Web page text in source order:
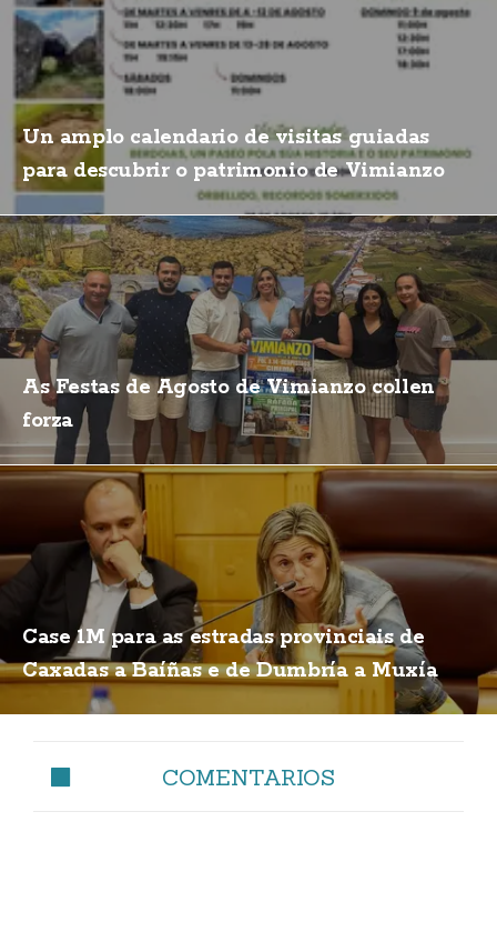
Un amplo calendario de visitas guiadas
para descubrir o patrimonio de Vimianzo
As Festas de Agosto de Vimianzo collen
forza
Case 1M para as estradas provinciais de
Caxadas a Baíñas e de Dumbría a Muxía
COMENTARIOS